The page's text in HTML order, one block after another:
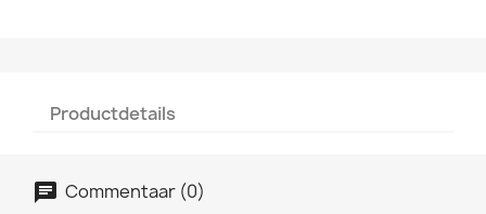
Productdetails
Commentaar (0)